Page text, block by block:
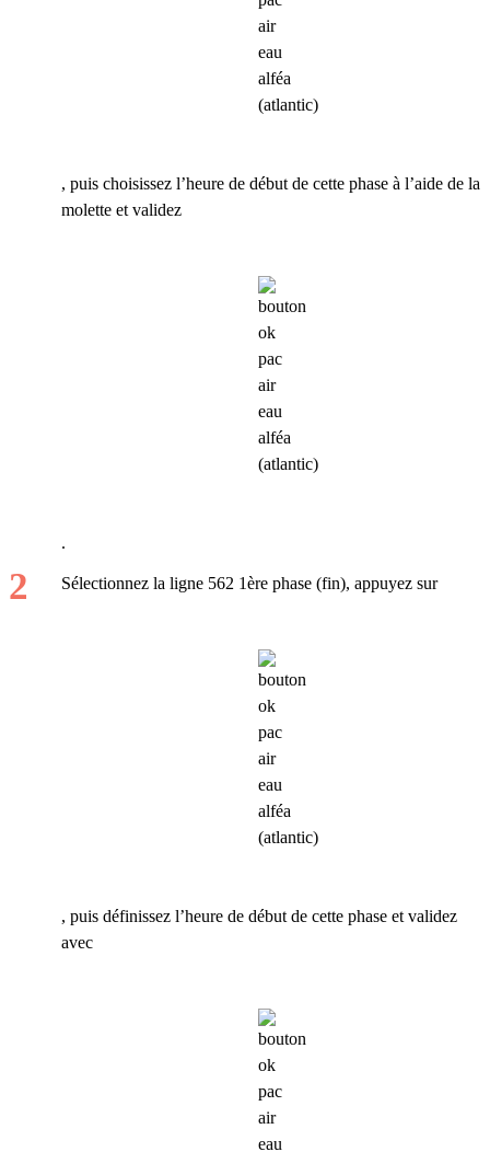
, puis choisissez l’heure de début de cette phase à l’aide de la
molette et validez
.
Sélectionnez la ligne 562 1ère phase (fin), appuyez sur
, puis définissez l’heure de début de cette phase et validez
avec